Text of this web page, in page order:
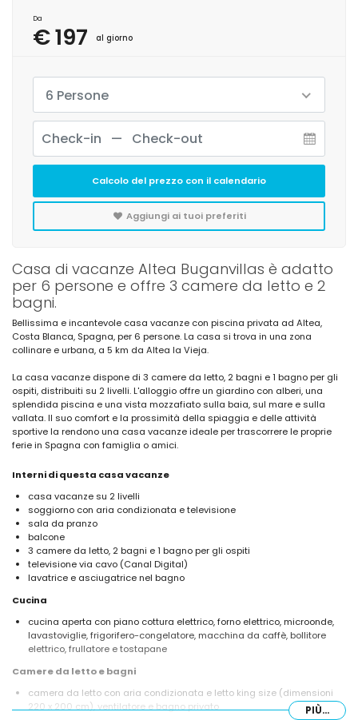
Casa di vacanze Altea Buganvillas è adatto
per 6 persone e offre 3 camere da letto e 2
bagni.
Bellissima e incantevole casa vacanze con piscina privata ad Altea,
Costa Blanca, Spagna, per 6 persone. La casa si trova in una zona
collinare e urbana, a 5 km da Altea la Vieja.
La casa vacanze dispone di 3 camere da letto, 2 bagni e 1 bagno per gli
ospiti, distribuiti su 2 livelli. L'alloggio offre un giardino con alberi, una
splendida piscina e una vista mozzafiato sulla baia, sul mare e sulla
vallata. Il suo comfort e la prossimità della spiaggia e delle attività
sportive la rendono una casa vacanze ideale per trascorrere le proprie
ferie in Spagna con famiglia o amici.
Interni di questa casa vacanze
casa vacanze su 2 livelli
soggiorno con aria condizionata e televisione
sala da pranzo
balcone
3 camere da letto, 2 bagni e 1 bagno per gli ospiti
televisione via cavo (Canal Digital)
lavatrice e asciugatrice nel bagno
Cucina
cucina aperta con piano cottura elettrico, forno elettrico, microonde,
lavastoviglie, frigorifero-congelatore, macchina da caffè, bollitore
elettrico, frullatore e tostapane
Camere da letto e bagni
camera da letto con aria condizionata e letto king size (dimensioni
220 x 200 cm), ventilatore e bagno privato
PIÙ...
Da
€ 197 al giorno
6 Persone
Calcolo del prezzo con il calendario
Aggiungi ai tuoi preferiti